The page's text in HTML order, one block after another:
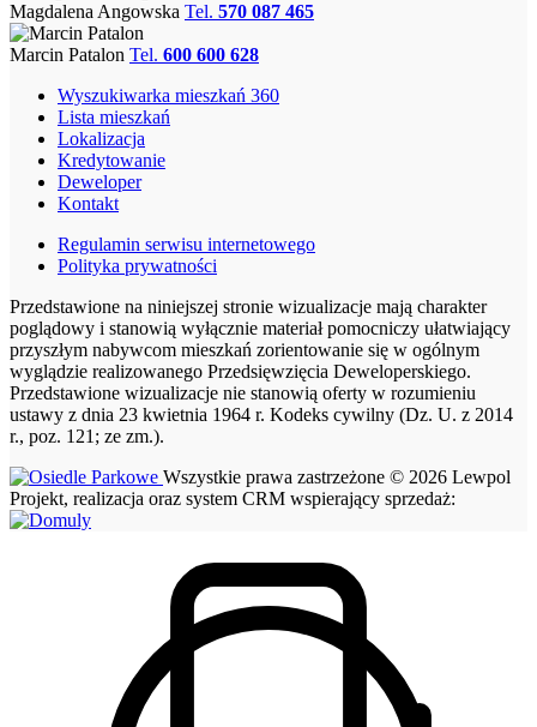
Magdalena Angowska Tel. 570 087 465
Marcin Patalon Tel. 600 600 628
Wyszukiwarka mieszkań 360
Lista mieszkań
Lokalizacja
Kredytowanie
Deweloper
Kontakt
Regulamin serwisu internetowego
Polityka prywatności
Przedstawione na niniejszej stronie wizualizacje mają charakter
poglądowy i stanowią wyłącznie materiał pomocniczy ułatwiający
przyszłym nabywcom mieszkań zorientowanie się w ogólnym
wyglądzie realizowanego Przedsięwzięcia Deweloperskiego.
Przedstawione wizualizacje nie stanowią oferty w rozumieniu
ustawy z dnia 23 kwietnia 1964 r. Kodeks cywilny (Dz. U. z 2014
r., poz. 121; ze zm.).
Wszystkie prawa zastrzeżone © 2026 Lewpol
Projekt, realizacja oraz system CRM wspierający sprzedaż: